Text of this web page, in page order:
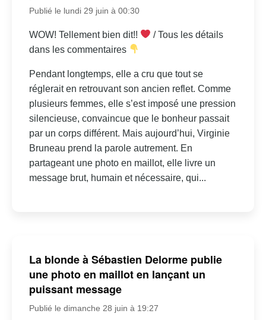
Publié le lundi 29 juin à 00:30
WOW! Tellement bien dit!!
/ Tous les détails
dans les commentaires
Pendant longtemps, elle a cru que tout se
réglerait en retrouvant son ancien reflet. Comme
plusieurs femmes, elle s’est imposé une pression
silencieuse, convaincue que le bonheur passait
par un corps différent. Mais aujourd’hui, Virginie
Bruneau prend la parole autrement. En
partageant une photo en maillot, elle livre un
message brut, humain et nécessaire, qui...
La blonde à Sébastien Delorme publie
une photo en maillot en lançant un
puissant message
Publié le dimanche 28 juin à 19:27